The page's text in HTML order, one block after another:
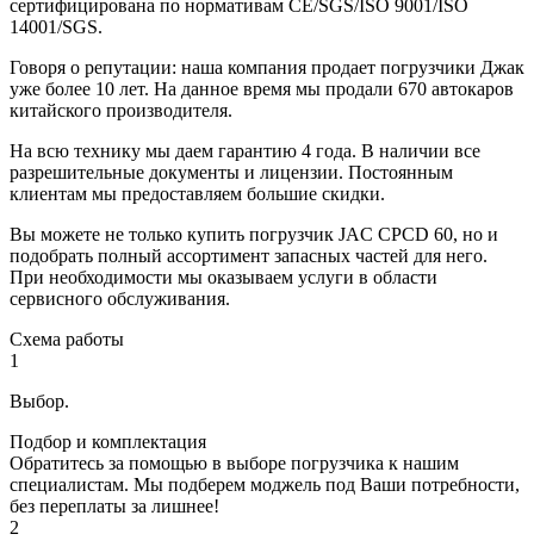
сертифицирована по нормативам CE/SGS/ISO 9001/ISO
14001/SGS.
Говоря о репутации: наша компания продает погрузчики Джак
уже более 10 лет. На данное время мы продали 670 автокаров
китайского производителя.
На всю технику мы даем гарантию 4 года. В наличии все
разрешительные документы и лицензии. Постоянным
клиентам мы предоставляем большие скидки.
Вы можете не только купить погрузчик JAC CPCD 60, но и
подобрать полный ассортимент запасных частей для него.
При необходимости мы оказываем услуги в области
сервисного обслуживания.
Схема работы
1
Выбор.
Подбор и комплектация
Обратитесь за помощью в выборе погрузчика к нашим
специалистам. Мы подберем моджель под Ваши потребности,
без переплаты за лишнее!
2